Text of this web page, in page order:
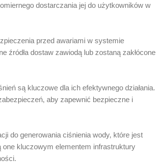
dostarczania jej do użytkowników w
przed awariami w systemie
źródła dostaw zawiodą lub zostaną zakłócone
są kluczowe dla ich efektywnego działania.
aby zapewnić bezpieczne i
do generowania ciśnienia wody, które jest
one kluczowym elementem infrastruktury